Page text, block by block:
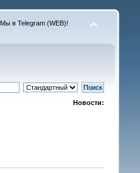
Мы в Telegram (WEB)!
Новости: